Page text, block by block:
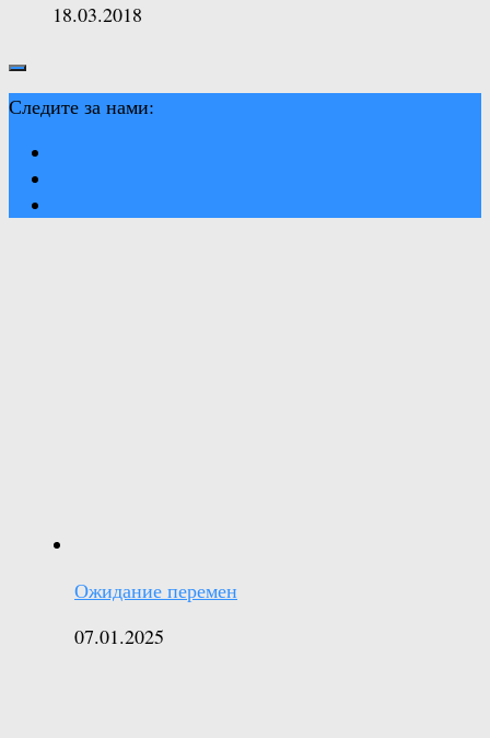
18.03.2018
Следите за нами:
Ожидание перемен
07.01.2025